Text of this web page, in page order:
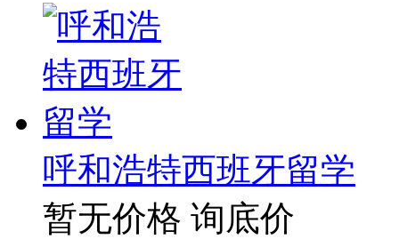
呼和浩特西班牙留学
暂无价格 询底价